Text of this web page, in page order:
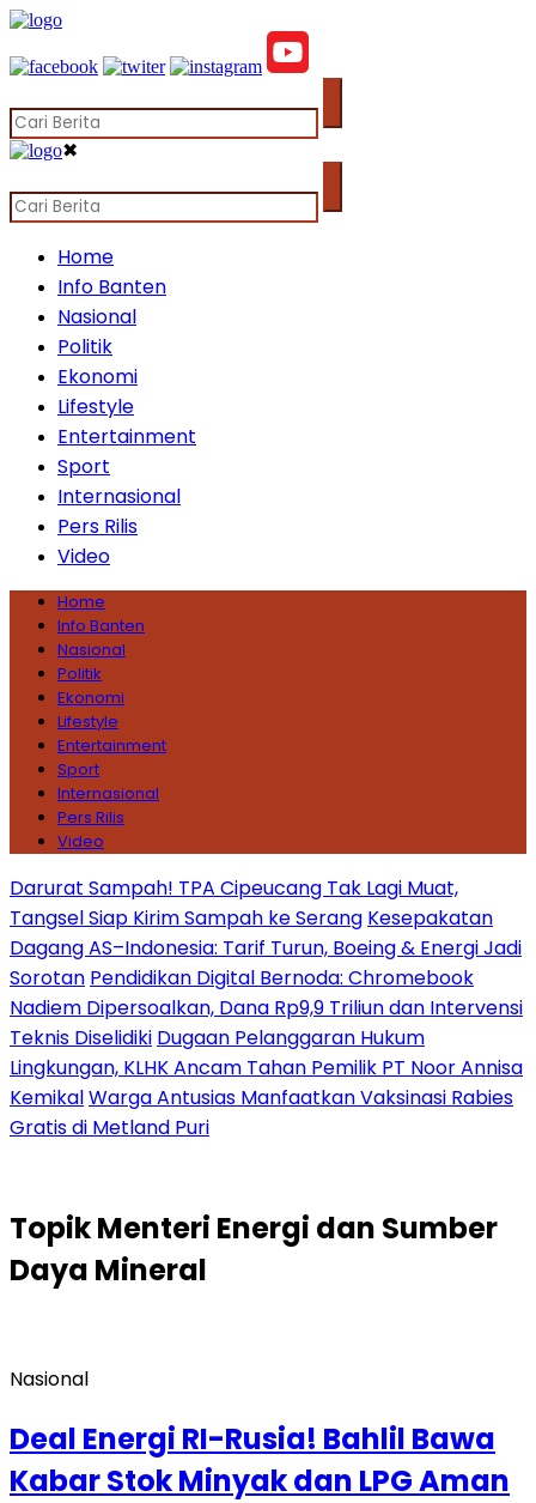
✖
Home
Info Banten
Nasional
Politik
Ekonomi
Lifestyle
Entertainment
Sport
Internasional
Pers Rilis
Video
Home
Info Banten
Nasional
Politik
Ekonomi
Lifestyle
Entertainment
Sport
Internasional
Pers Rilis
Video
Darurat Sampah! TPA Cipeucang Tak Lagi Muat,
Tangsel Siap Kirim Sampah ke Serang Kesepakatan
Dagang AS–Indonesia: Tarif Turun, Boeing & Energi Jadi
Sorotan Pendidikan Digital Bernoda: Chromebook
Nadiem Dipersoalkan, Dana Rp9,9 Triliun dan Intervensi
Teknis Diselidiki Dugaan Pelanggaran Hukum
Lingkungan, KLHK Ancam Tahan Pemilik PT Noor Annisa
KemikalWarga Antusias Manfaatkan Vaksinasi Rabies
Gratis di Metland Puri
TopikMenteri Energi dan Sumber
Daya Mineral
Nasional
Deal Energi RI-Rusia! Bahlil Bawa
Kabar Stok Minyak dan LPG Aman